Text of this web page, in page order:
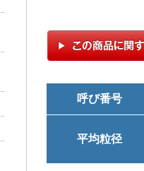
呼び番号
平均粒径